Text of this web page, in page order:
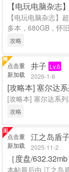
【电玩电脑杂志
【电玩电脑杂志】
多本，680GB，怀
攻略
点击重
新加载
井子 Lv.6
2026-1-6
[攻略本] 塞尔达
[攻略本] 塞尔达系
攻略
点击重
新加载
江之岛盾子
2025-11-2
［度盘/
本帖最后由 江之岛